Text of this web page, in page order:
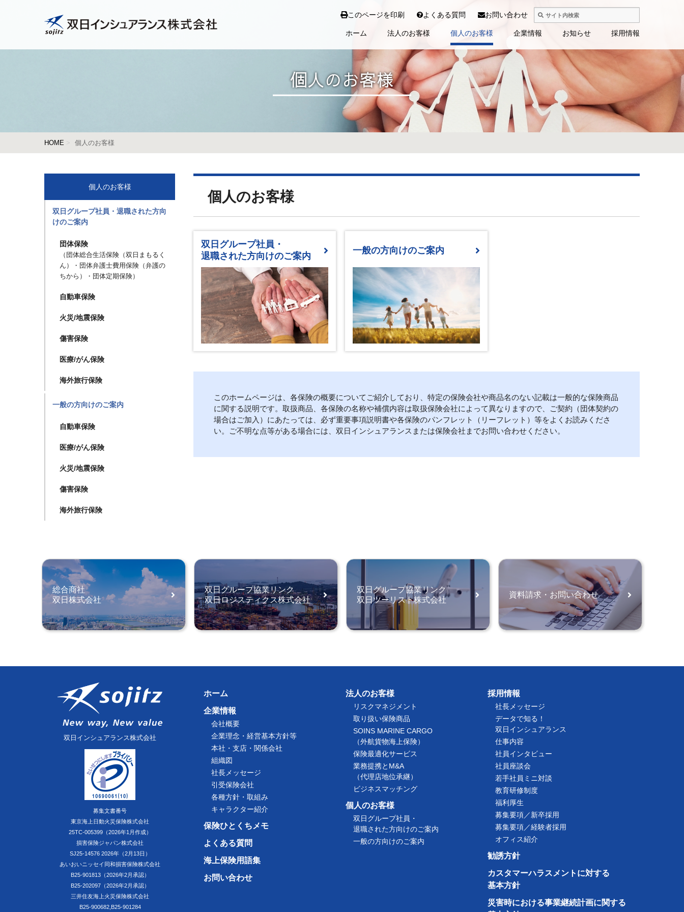
このページを印刷 よくある質問 お問い合わせ
ホーム 法人のお客様 個人のお客様 企業情報 お知らせ 採用情報
個人のお客様
HOME 個人のお客様
個人のお客様
双日グループ社員・
退職された方向けのご案内
一般の方向けのご案内
このホームページは、各保険の概要についてご紹介しており、特定の保険会社や商品名のない記載は一般的な保険商品
に関する説明です。取扱商品、各保険の名称や補償内容は取扱保険会社によって異なりますので、ご契約（団体契約の
場合はご加入）にあたっては、必ず重要事項説明書や各保険のパンフレット（リーフレット）等をよくお読みくださ
い。ご不明な点等がある場合には、双日インシュアランスまたは保険会社までお問い合わせください。
個人のお客様
双日グループ社員・退職された方向
けのご案内
団体保険
（団体総合生活保険（双日まもるく
ん）・団体弁護士費用保険（弁護の
ちから）・団体定期保険）
自動車保険
火災/地震保険
傷害保険
医療/がん保険
海外旅行保険
一般の方向けのご案内
自動車保険
医療/がん保険
火災/地震保険
傷害保険
海外旅行保険
総合商社
双日株式会社
双日グループ協業リンク
双日ロジスティクス株式会社
双日グループ協業リンク
双日ツーリスト株式会社
資料請求・お問い合わせ
双日インシュアランス株式会社
募集文書番号
東京海上日動火災保険株式会社
25TC-005399（2026年1月作成）
損害保険ジャパン株式会社
SJ25-14576 2026年（2月13日）
あいおいニッセイ同和損害保険株式会社
B25-901813（2026年2月承認）
B25-202097（2026年2月承認）
三井住友海上火災保険株式会社
B25-900682,B25-901284
ホーム
企業情報
会社概要
企業理念・経営基本方針等
本社・支店・関係会社
組織図
社長メッセージ
引受保険会社
各種方針・取組み
キャラクター紹介
保険ひとくちメモ
よくある質問
海上保険用語集
お問い合わせ
法人のお客様
リスクマネジメント
取り扱い保険商品
SOINS MARINE CARGO
（外航貨物海上保険）
保険最適化サービス
業務提携とM&A
（代理店地位承継）
ビジネスマッチング
個人のお客様
双日グループ社員・
退職された方向けのご案内
一般の方向けのご案内
採用情報
社長メッセージ
データで知る！
双日インシュアランス
仕事内容
社員インタビュー
社員座談会
若手社員ミニ対談
教育研修制度
福利厚生
募集要項／新卒採用
募集要項／経験者採用
オフィス紹介
勧誘方針
カスタマーハラスメントに対する
基本方針
災害時における事業継続計画に関する